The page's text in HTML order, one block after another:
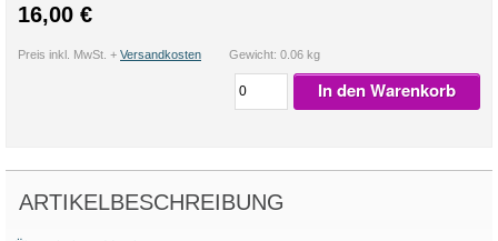
16,00 €
Preis inkl. MwSt. + Versandkosten Gewicht: 0.06 kg
In den Warenkorb
ARTIKELBESCHREIBUNG